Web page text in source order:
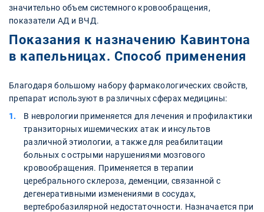
значительно объем системного кровообращения,
показатели АД и ВЧД.
Показания к назначению Кавинтона
в капельницах. Способ применения
Благодаря большому набору фармакологических свойств,
препарат используют в различных сферах медицины:
В неврологии применяется для лечения и профилактики
транзиторных ишемических атак и инсультов
различной этиологии, а также для реабилитации
больных с острыми нарушениями мозгового
кровообращения. Применяется в терапии
церебрального склероза, деменции, связанной с
дегенеративными изменениями в сосудах,
вертебробазилярной недостаточности. Назначается при